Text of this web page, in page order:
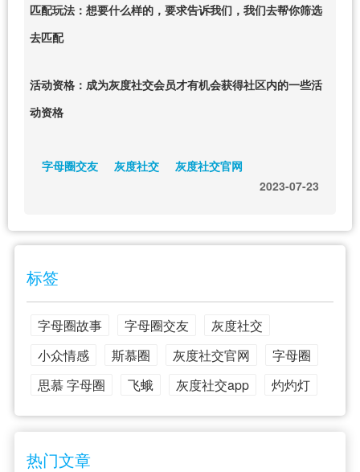
匹配玩法：想要什么样的，要求告诉我们，我们去帮你筛选
去匹配
活动资格：成为灰度社交会员才有机会获得社区内的一些活
动资格
字母圈交友 灰度社交
灰度社交官网
2023-07-23
标签
字母圈故事 字母圈交友
灰度社交
小众情感
斯慕圈 灰度社交官网
字母圈
思慕 字母圈
飞蛾 灰度社交app 灼灼灯
热门文章